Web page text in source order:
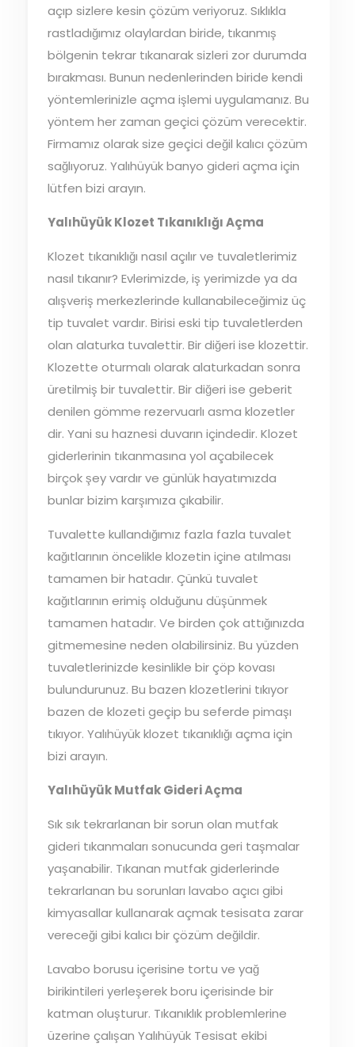
açıp sizlere kesin çözüm veriyoruz. Sıklıkla
rastladığımız olaylardan biride, tıkanmış
bölgenin tekrar tıkanarak sizleri zor durumda
bırakması. Bunun nedenlerinden biride kendi
yöntemlerinizle açma işlemi uygulamanız. Bu
yöntem her zaman geçici çözüm verecektir.
Firmamız olarak size geçici değil kalıcı çözüm
sağlıyoruz. Yalıhüyük banyo gideri açma için
lütfen bizi arayın.
Yalıhüyük Klozet Tıkanıklığı Açma
Klozet tıkanıklığı nasıl açılır ve tuvaletlerimiz
nasıl tıkanır? Evlerimizde, iş yerimizde ya da
alışveriş merkezlerinde kullanabileceğimiz üç
tip tuvalet vardır. Birisi eski tip tuvaletlerden
olan alaturka tuvalettir. Bir diğeri ise klozettir.
Klozette oturmalı olarak alaturkadan sonra
üretilmiş bir tuvalettir. Bir diğeri ise geberit
denilen gömme rezervuarlı asma klozetler
dir. Yani su haznesi duvarın içindedir. Klozet
giderlerinin tıkanmasına yol açabilecek
birçok şey vardır ve günlük hayatımızda
bunlar bizim karşımıza çıkabilir.
Tuvalette kullandığımız fazla fazla tuvalet
kağıtlarının öncelikle klozetin içine atılması
tamamen bir hatadır. Çünkü tuvalet
kağıtlarının erimiş olduğunu düşünmek
tamamen hatadır. Ve birden çok attığınızda
gitmemesine neden olabilirsiniz. Bu yüzden
tuvaletlerinizde kesinlikle bir çöp kovası
bulundurunuz. Bu bazen klozetlerini tıkıyor
bazen de klozeti geçip bu seferde pimaşı
tıkıyor. Yalıhüyük klozet tıkanıklığı açma için
bizi arayın.
Yalıhüyük Mutfak Gideri Açma
Sık sık tekrarlanan bir sorun olan mutfak
gideri tıkanmaları sonucunda geri taşmalar
yaşanabilir. Tıkanan mutfak giderlerinde
tekrarlanan bu sorunları lavabo açıcı gibi
kimyasallar kullanarak açmak tesisata zarar
vereceği gibi kalıcı bir çözüm değildir.
Lavabo borusu içerisine tortu ve yağ
birikintileri yerleşerek boru içerisinde bir
katman oluşturur. Tıkanıklık problemlerine
üzerine çalışan Yalıhüyük Tesisat ekibi